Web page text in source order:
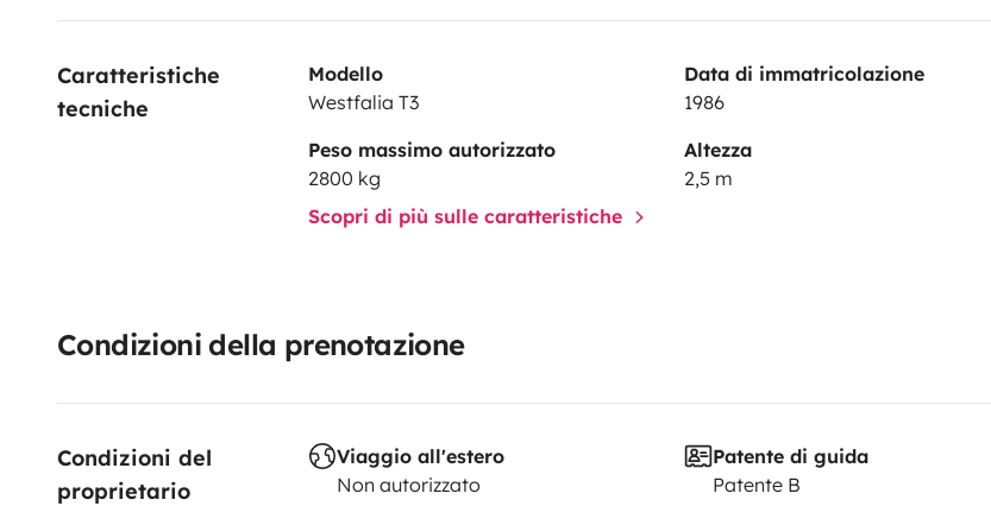
vostro desiderio di avventura e unitevi a noi per un'esperienza di viaggio unica nel suo
Caratteristiche
tecniche
Modello
Westfalia T3
Data di immatricolazione
1986
Peso massimo autorizzato
2800 kg
Altezza
2,5 m
Scopri di più sulle caratteristiche
Condizioni della prenotazione
Condizioni del
proprietario
Viaggio all'estero
Non autorizzato
Patente di guida
Patente B